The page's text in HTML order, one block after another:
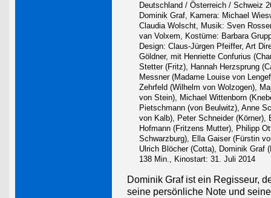
Deutschland / Österreich / Schweiz
Dominik Graf, Kamera: Michael
Claudia Wolscht, Musik: Sven
van Volxem, Kostüme: Barbara
Design: Claus-Jürgen Pfeiffer, Art
Göldner, mit Henriette Confurius
Stetter (Fritz), Hannah Herzsprung
Messner (Madame Louise von
Zehrfeld (Wilhelm von Wolzogen),
von Stein), Michael Wittenborn
Pietschmann (von Beulwitz), Anne
von Kalb), Peter Schneider (Körner),
Hofmann (Fritzens Mutter), Philipp
Schwarzburg), Ella Gaiser (Fürstin
Ulrich Blöcher (Cotta), Dominik Graf
138 Min., Kinostart: 31. Juli 2014
Dominik Graf ist ein Regisseur,
seine persönliche Note und